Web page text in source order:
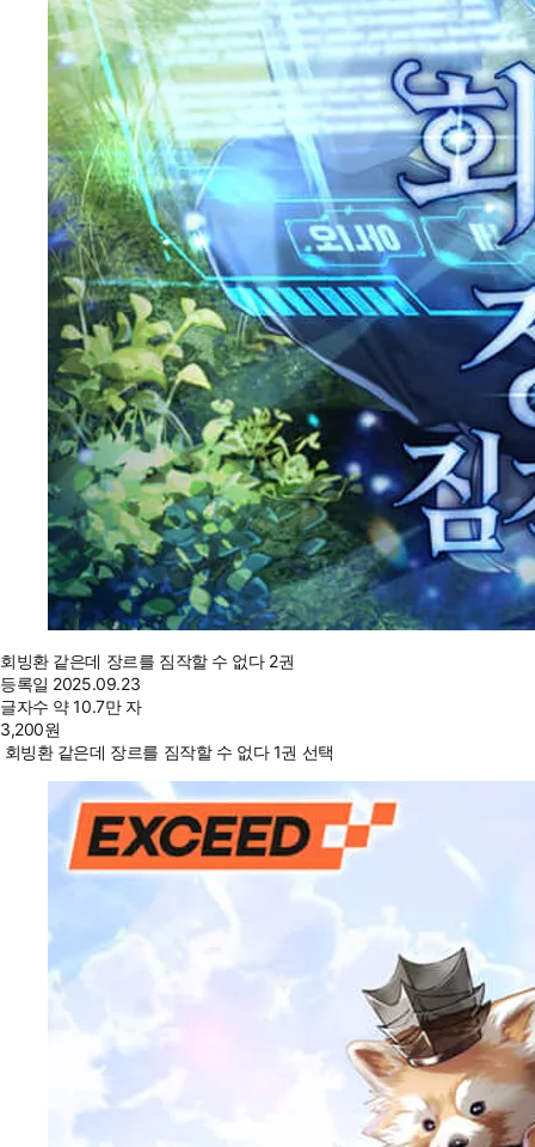
회빙환 같은데 장르를 짐작할 수 없다 2권
등록일 2025.09.23
글자수 약 10.7만 자
3,200원
회빙환 같은데 장르를 짐작할 수 없다 1권 선택